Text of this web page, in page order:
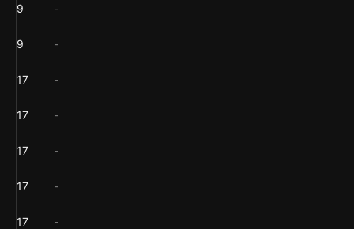
9 -
9 -
17 -
17 -
17 -
17 -
17 -